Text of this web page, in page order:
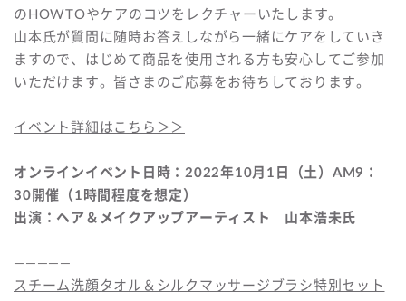
のHOWTOやケアのコツをレクチャーいたします。
山本氏が質問に随時お答えしながら一緒にケアをしていき
ますので、はじめて商品を使用される方も安心してご参加
いただけます。皆さまのご応募をお待ちしております。
イベント詳細はこちら＞＞
オンラインイベント日時：2022年10月1日（土）AM9：
30開催（1時間程度を想定）
出演：ヘア＆メイクアップアーティスト 山本浩未氏
—————
スチーム洗顔タオル＆シルクマッサージブラシ特別セット